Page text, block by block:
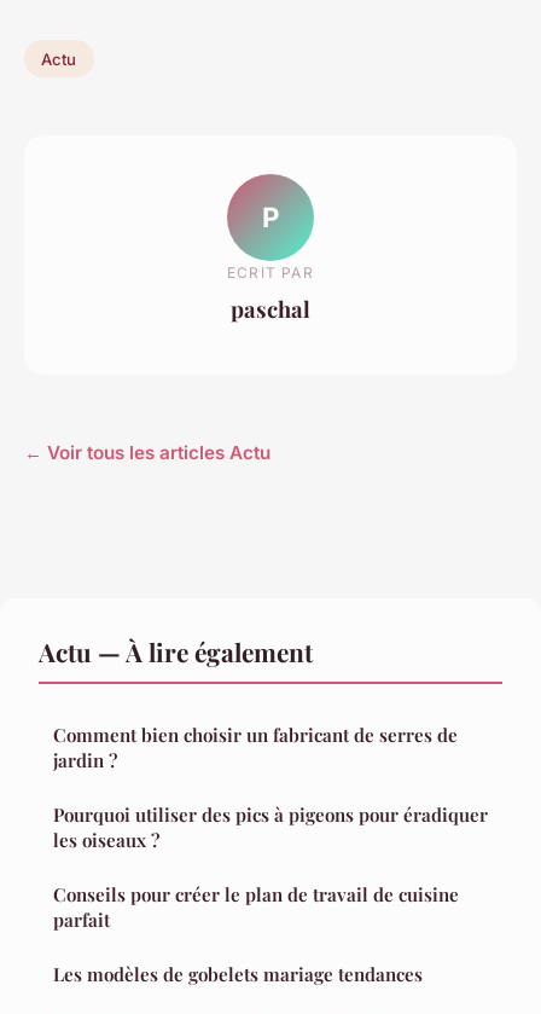
Actu
P
ECRIT PAR
paschal
← Voir tous les articles Actu
Actu — À lire également
Comment bien choisir un fabricant de serres de
jardin ?
Pourquoi utiliser des pics à pigeons pour éradiquer
les oiseaux ?
Conseils pour créer le plan de travail de cuisine
parfait
Les modèles de gobelets mariage tendances